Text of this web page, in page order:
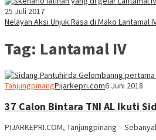
25 Juli 2017
Nelayan Aksi Unjuk Rasa di Mako Lantamal
Tag: Lantamal IV
TanjungpinangPijarkepri.com6 Juni 2018
37 Calon Bintara TNI AL Ikuti
PIJARKEPRI.COM, Tanjungpinang –